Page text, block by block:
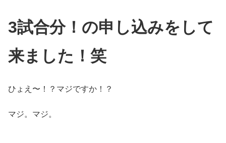
3試合分！の申し込みをして
来ました！笑
ひょえ〜！？マジですか！？
マジ。マジ。